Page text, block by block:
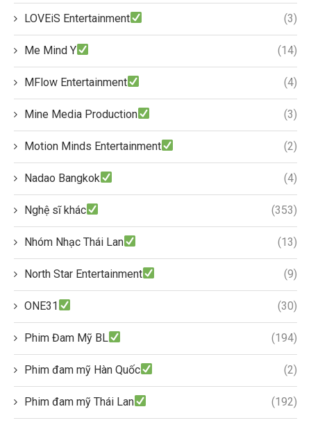
LOVEiS Entertainment (3)
Me Mind Y (14)
MFlow Entertainment (4)
Mine Media Production (3)
Motion Minds Entertainment (2)
Nadao Bangkok (4)
Nghệ sĩ khác (353)
Nhóm Nhạc Thái Lan (13)
North Star Entertainment (9)
ONE31 (30)
Phim Đam Mỹ BL (194)
Phim đam mỹ Hàn Quốc (2)
Phim đam mỹ Thái Lan (192)